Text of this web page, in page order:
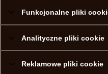
Funkcjonalne pliki
Analityczne pliki cookie
Reklamowe pliki cookie